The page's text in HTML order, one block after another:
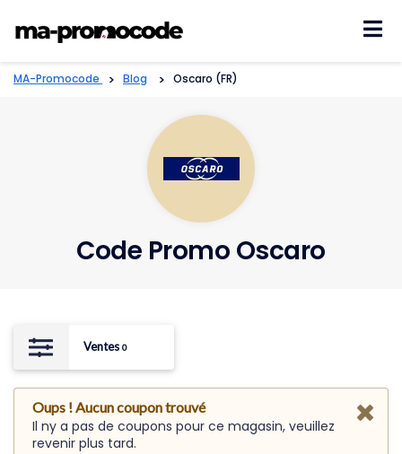
MA-Promocode > Blog > Oscaro (FR)
Code Promo Oscaro
Ventes 0
Oups ! Aucun coupon trouvé
Il ny a pas de coupons pour ce magasin, veuillez
revenir plus tard.